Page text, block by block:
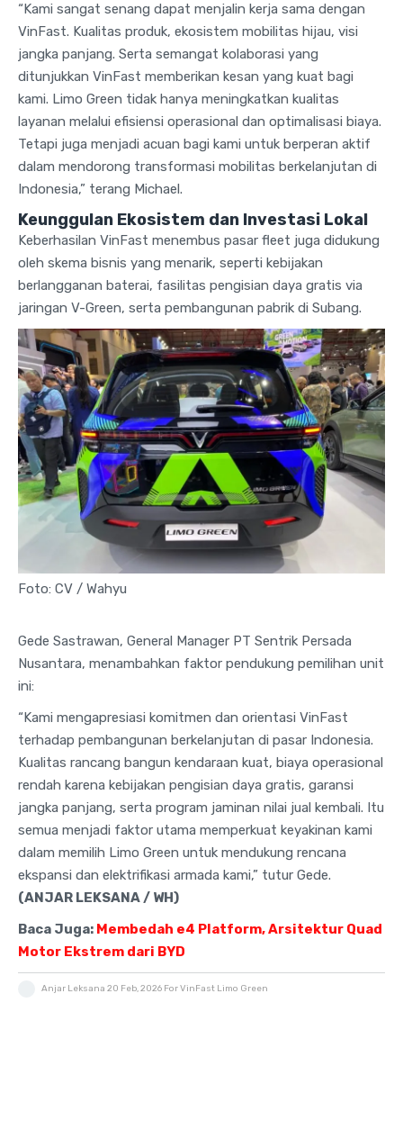
“Kami sangat senang dapat menjalin kerja sama dengan
VinFast. Kualitas produk, ekosistem mobilitas hijau, visi
jangka panjang. Serta semangat kolaborasi yang
ditunjukkan VinFast memberikan kesan yang kuat bagi
kami. Limo Green tidak hanya meningkatkan kualitas
layanan melalui efisiensi operasional dan optimalisasi biaya.
Tetapi juga menjadi acuan bagi kami untuk berperan aktif
dalam mendorong transformasi mobilitas berkelanjutan di
Indonesia,” terang Michael.
Keunggulan Ekosistem dan Investasi Lokal
Keberhasilan VinFast menembus pasar fleet juga didukung
oleh skema bisnis yang menarik, seperti kebijakan
berlangganan baterai, fasilitas pengisian daya gratis via
jaringan V-Green, serta pembangunan pabrik di Subang.
Foto: CV / Wahyu
Gede Sastrawan, General Manager PT Sentrik Persada
Nusantara, menambahkan faktor pendukung pemilihan unit
ini:
“Kami mengapresiasi komitmen dan orientasi VinFast
terhadap pembangunan berkelanjutan di pasar Indonesia.
Kualitas rancang bangun kendaraan kuat, biaya operasional
rendah karena kebijakan pengisian daya gratis, garansi
jangka panjang, serta program jaminan nilai jual kembali. Itu
semua menjadi faktor utama memperkuat keyakinan kami
dalam memilih Limo Green untuk mendukung rencana
ekspansi dan elektrifikasi armada kami,” tutur Gede.
(ANJAR LEKSANA / WH)
Baca Juga: Membedah e4 Platform, Arsitektur Quad
Motor Ekstrem dari BYD
Anjar Leksana 20 Feb, 2026 For VinFast Limo Green